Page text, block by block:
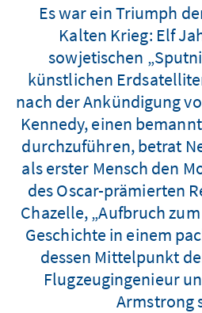
Es war ein Triumph
Kalten Krieg: Elf
sowjetischen
künstlichen
nach der Ankündigung
Kennedy, einen
durchzuführen, betrat
als erster Mensch den
des Oscar-prämierten
Chazelle, „Aufbruch
Geschichte in einem
dessen Mittelpunkt
Flugzeugingenieur
Armstrong